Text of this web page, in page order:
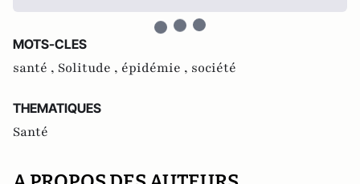
MOTS-CLES
santé , Solitude , épidémie , société
THEMATIQUES
Santé